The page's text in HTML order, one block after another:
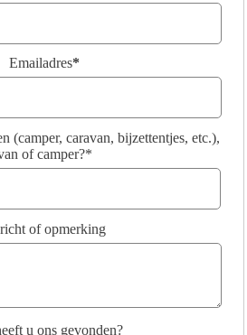
Emailadres*
(camper, caravan, bijzettentjes, etc.),
of camper?*
of opmerking
u ons gevonden?